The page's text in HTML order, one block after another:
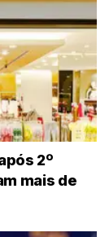
2º
mais de